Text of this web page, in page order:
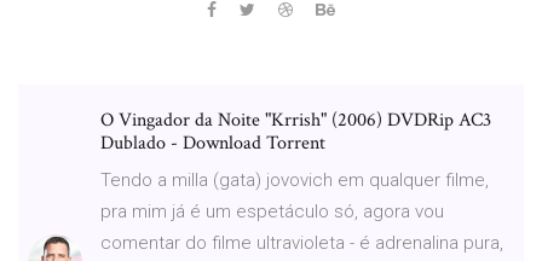
O Vingador da Noite "Krrish" (2006) DVDRip AC3
Dublado - Download Torrent
Tendo a milla (gata) jovovich em qualquer filme,
pra mim já é um espetáculo só, agora vou
comentar do filme ultravioleta - é adrenalina pura,